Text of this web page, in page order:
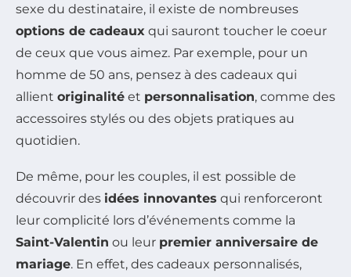
sexe du destinataire, il existe de nombreuses
options de cadeaux qui sauront toucher le coeur
de ceux que vous aimez. Par exemple, pour un
homme de 50 ans, pensez à des cadeaux qui
allient originalité et personnalisation, comme des
accessoires stylés ou des objets pratiques au
quotidien.
De même, pour les couples, il est possible de
découvrir des idées innovantes qui renforceront
leur complicité lors d’événements comme la
Saint-Valentin ou leur premier anniversaire de
mariage. En effet, des cadeaux personnalisés,